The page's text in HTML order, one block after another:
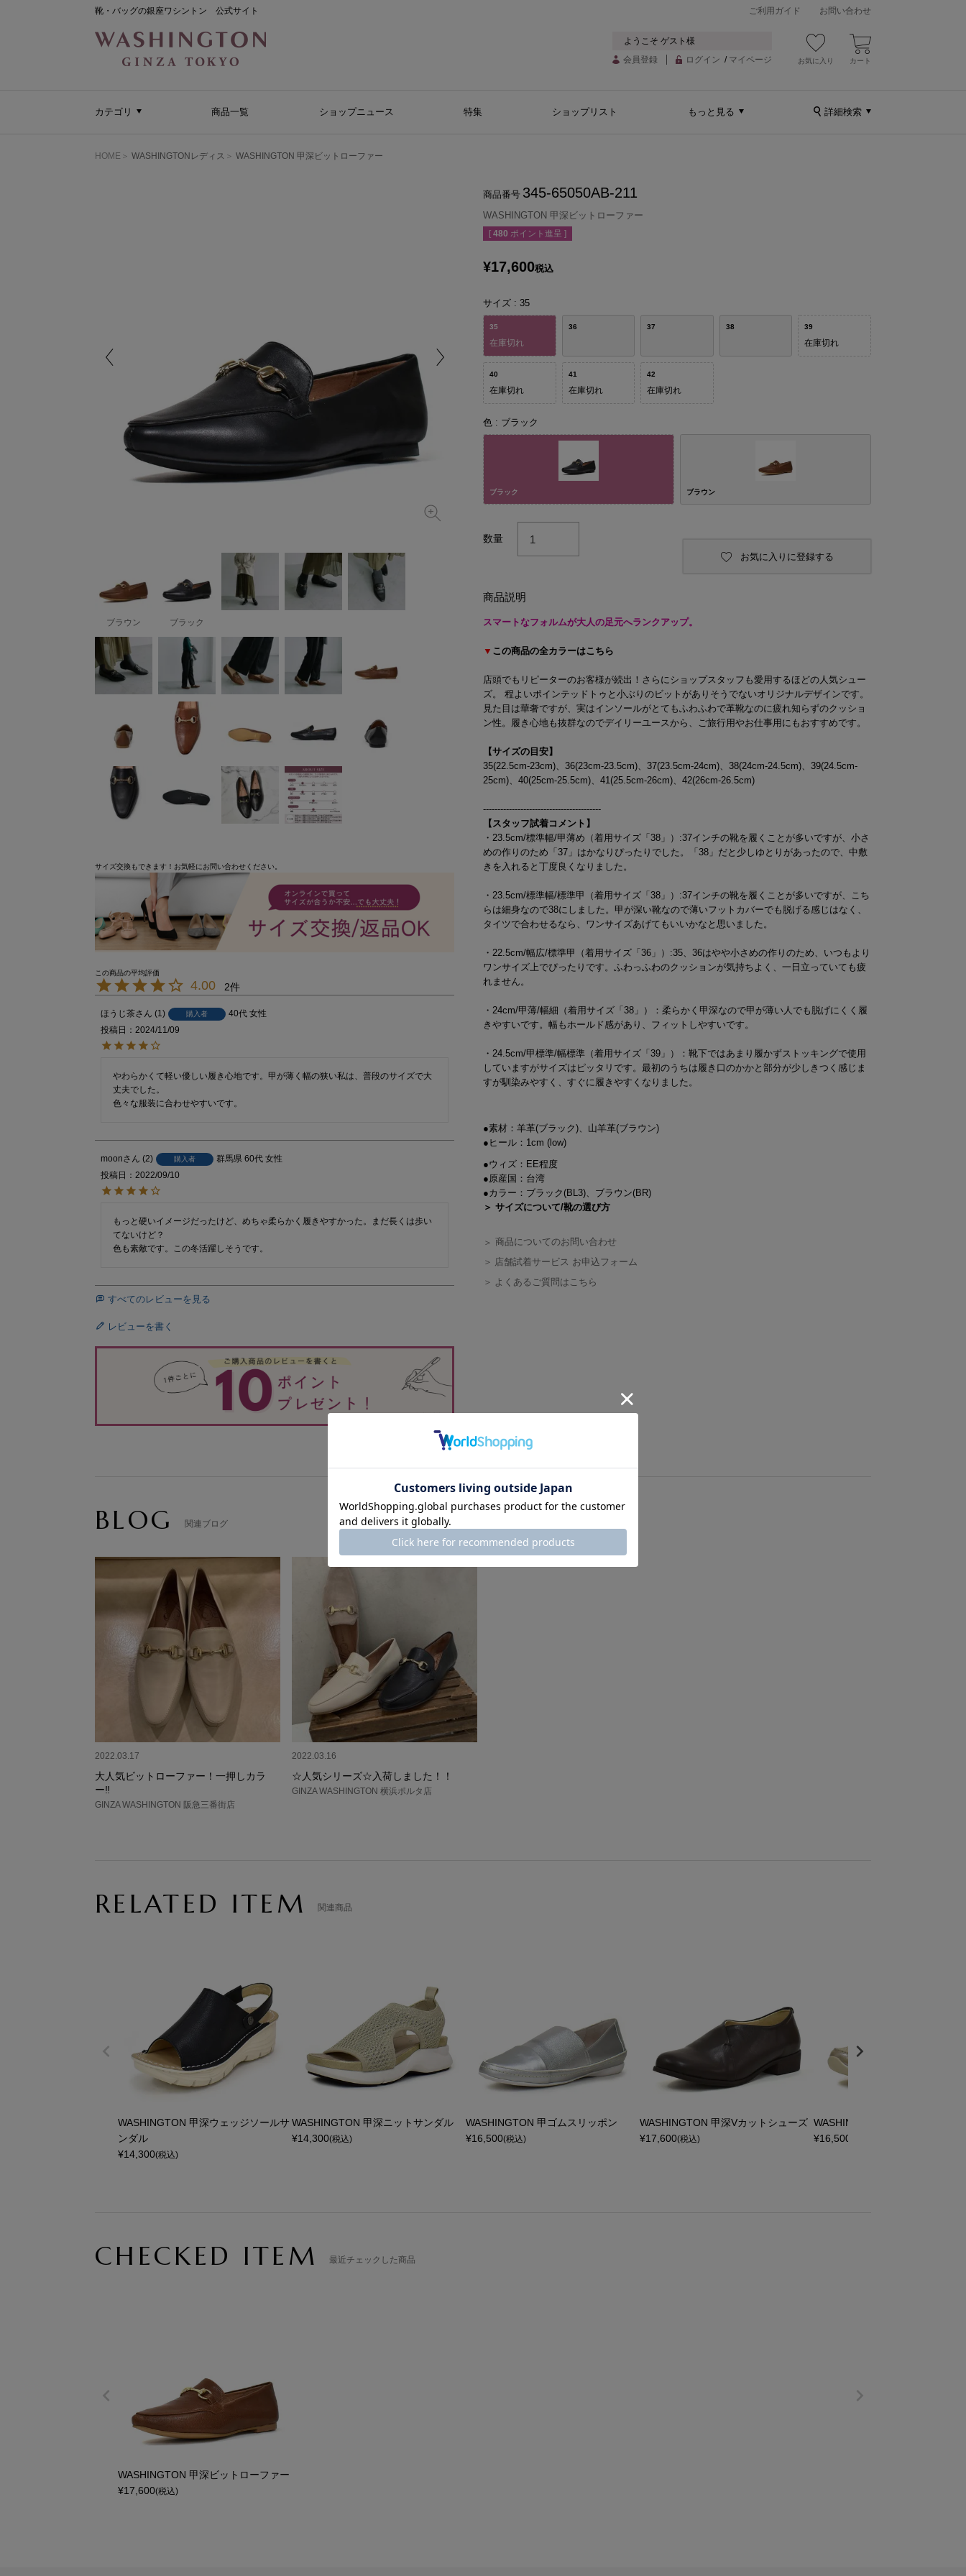
靴・バッグの銀座ワシントン 公式サイト ご利用ガイド お問い合わせ
ようこそ ゲスト様
会員登録
ログイン / マイページ お気に入り カート
カテゴリ 商品一覧 ショップニュース 特集 ショップリスト もっと見る 詳細検索
HOME WASHINGTONレディス WASHINGTON 甲深ビットローファー
ブラウン ブラック
サイズ交換もできます！お気軽にお問い合わせください。
4.00 2
ほうじ茶 1 購入者 40代 女性
投稿日
2024/11/09
やわらかくて軽い優しい履き心地です。甲が薄く幅の狭い私は、普段のサイズで大
丈夫でした。
色々な服装に合わせやすいです。
moon 2 購入者 群馬県 60代 女性
投稿日
2022/09/10
もっと硬いイメージだったけど、めちゃ柔らかく履きやすかった。まだ長くは歩い
てないけど？
色も素敵です。この冬活躍しそうです。
すべてのレビューを見る
レビューを書く
商品番号 345-65050AB-211
WASHINGTON 甲深ビットローファー
[ 480 ポイント進呈 ]
¥17,600税込
サイズ 35
35
在庫切れ
36 37 38 39
在庫切れ
40
在庫切れ
41
在庫切れ
42
在庫切れ
色 ブラック
ブラック ブラウン
数量
お気に入りに登録する
商品説明
スマートなフォルムが大人の足元へランクアップ。
▼ この商品の全カラーはこちら
店頭でもリピーターのお客様が続出！さらにショップスタッフも愛用するほどの人気シュー
ズ。 程よいポインテッドトゥと小ぶりのビットがありそうでないオリジナルデザインです。
見た目は華奢ですが、実はインソールがとてもふわふわで革靴なのに疲れ知らずのクッショ
ン性。履き心地も抜群なのでデイリーユースから、ご旅行用やお仕事用にもおすすめです。
【サイズの目安】
35(22.5cm-23cm)、36(23cm-23.5cm)、37(23.5cm-24cm)、38(24cm-24.5cm)、39(24.5cm-
25cm)、40(25cm-25.5cm)、41(25.5cm-26cm)、42(26cm-26.5cm)
-----------------------------------------
【スタッフ試着コメント】
・23.5cm/標準幅/甲薄め（着用サイズ「38」）:37インチの靴を履くことが多いですが、小さ
めの作りのため「37」はかなりぴったりでした。「38」だと少しゆとりがあったので、中敷
きを入れると丁度良くなりました。
・23.5cm/標準幅/標準甲（着用サイズ「38」）:37インチの靴を履くことが多いですが、こち
らは細身なので38にしました。甲が深い靴なので薄いフットカバーでも脱げる感じはなく、
タイツで合わせるなら、ワンサイズあげてもいいかなと思いました。
・22.5cm/幅広/標準甲（着用サイズ「36」）:35、36はやや小さめの作りのため、いつもより
ワンサイズ上でぴったりです。ふわっふわのクッションが気持ちよく、一日立っていても疲
れません。
・24cm/甲薄/幅細（着用サイズ「38」）：柔らかく甲深なので甲が薄い人でも脱げにくく履
きやすいです。幅もホールド感があり、フィットしやすいです。
・24.5cm/甲標準/幅標準（着用サイズ「39」）：靴下ではあまり履かずストッキングで使用
していますがサイズはピッタリです。最初のうちは履き口のかかと部分が少しきつく感じま
すが馴染みやすく、すぐに履きやすくなりました。
●素材：羊革(ブラック)、山羊革(ブラウン)
●ヒール：1cm (low)
●ウィズ：EE程度
●原産国：台湾
●カラー：ブラック(BL3)、ブラウン(BR)
＞ サイズについて/靴の選び方
商品についてのお問い合わせ
店舗試着サービス お申込フォーム
よくあるご質問はこちら
BLOG 関連ブログ
2022.03.17
大人気ビットローファー！一押しカラ
ー‼︎
GINZA WASHINGTON 阪急三番街店
2022.03.16
☆人気シリーズ☆入荷しました！！
GINZA WASHINGTON 横浜ポルタ店
RELATED ITEM 関連商品
WASHINGTON 甲深ウェッジソールサ
ンダル
¥14,300(税込)
WASHINGTON 甲深ニットサンダル
¥14,300(税込)
WASHINGTON 甲ゴムスリッポン
¥16,500(税込)
WASHINGTON 甲深Vカットシューズ
¥17,600(税込)
WASHINGTON ヒールスニーカー
¥16,500
CHECKED ITEM 最近チェックした商品
WASHINGTON 甲深ビットローファー
¥17,600(税込)